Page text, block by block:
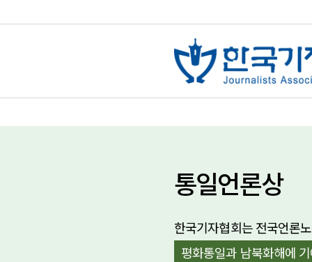
통일언론상
한국기자협회는 전국언론
평화통일과 남북화해에